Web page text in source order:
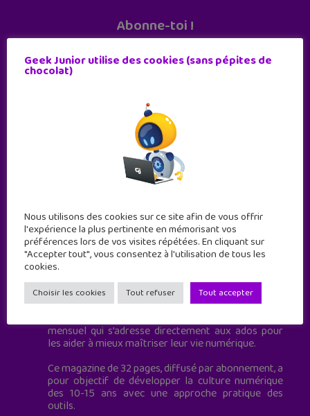
Abonne-toi !
Geek Junior est le premier site de culture numérique
à destination des adolescents.
mensuel qui s’adresse directement aux ados pour
les aider à mieux maîtriser leur vie numérique.
Ce magazine de 32 pages, diffusé par abonnement, a
pour objectif de développer la culture numérique
des 10-15 ans avec une approche pratique des
outils.
Geek Junior utilise des cookies (sans pépites de
chocolat)
Nous utilisons des cookies sur ce site afin de vous offrir
l'expérience la plus pertinente en mémorisant vos
préférences lors de vos visites répétées. En cliquant sur
"Accepter tout", vous consentez à l'utilisation de tous les
cookies.
Choisir les cookies Tout refuser Tout accepter